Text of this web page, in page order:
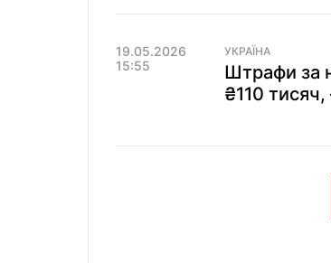
19.05.2026
15:55
УКРАЇНА
Штрафи за
₴110